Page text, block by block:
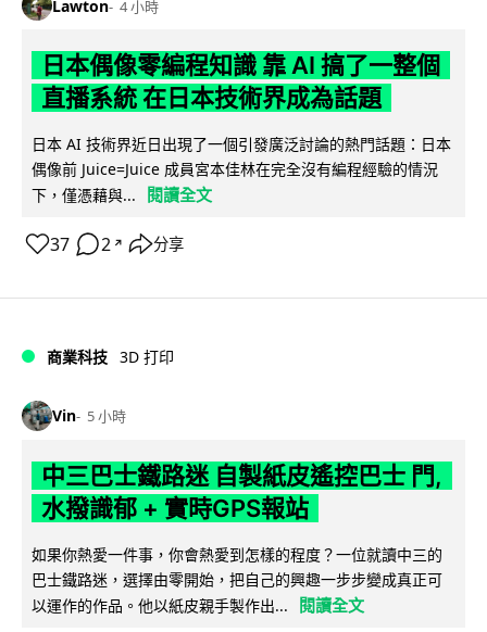
Lawton 4 小時
日本偶像零編程知識 靠 AI 搞了一整個
直播系統 在日本技術界成為話題
日本 AI 技術界近日出現了一個引發廣泛討論的熱門話題：日本
偶像前 Juice=Juice 成員宮本佳林在完全沒有編程經驗的情況
下，僅憑藉與...
閱讀全文
37 2 ↗ 分享
商業科技 3D 打印
Vin 5 小時
中三巴士鐵路迷 自製紙皮遙控巴士 門,
水撥識郁 + 實時GPS報站
如果你熱愛一件事，你會熱愛到怎樣的程度？一位就讀中三的
巴士鐵路迷，選擇由零開始，把自己的興趣一步步變成真正可
以運作的作品。他以紙皮親手製作出...
閱讀全文